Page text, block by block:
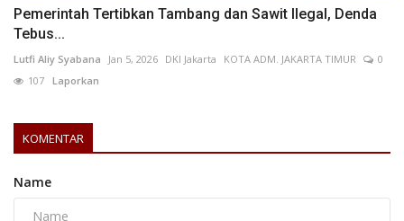
Pemerintah Tertibkan Tambang dan Sawit Ilegal, Denda
Tebus...
Lutfi Aliy Syabana Jan 5, 2026 DKI Jakarta KOTA ADM. JAKARTA TIMUR
0
107 Laporkan
KOMENTAR
Name